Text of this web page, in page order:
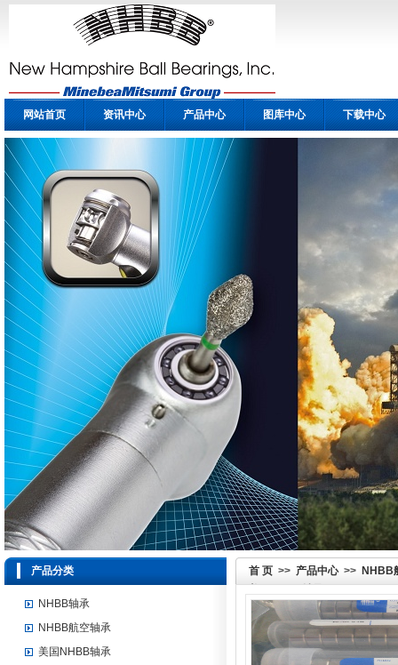
网站首页 资讯中心 产品中心 图库中心 下载中心
首 页 >> 产品中心>> NHBB
产品分类
NHBB轴承
NHBB航空轴承
美国NHBB轴承